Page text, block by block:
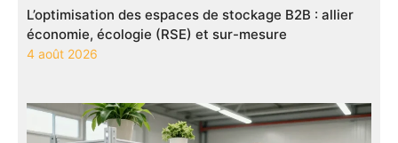
L’optimisation des espaces de stockage B2B : allier
économie, écologie (RSE) et sur-mesure
4 août 2026